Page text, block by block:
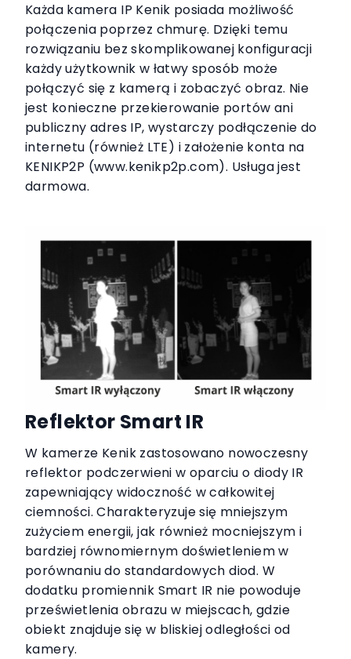
Każda kamera IP Kenik posiada możliwość
połączenia poprzez chmurę. Dzięki temu
rozwiązaniu bez skomplikowanej konfiguracji
każdy użytkownik w łatwy sposób może
połączyć się z kamerą i zobaczyć obraz. Nie
jest konieczne przekierowanie portów ani
publiczny adres IP, wystarczy podłączenie do
internetu (również LTE) i założenie konta na
KENIKP2P (www.kenikp2p.com). Usługa jest
darmowa.
Reflektor Smart IR
W kamerze Kenik zastosowano nowoczesny
reflektor podczerwieni w oparciu o diody IR
zapewniający widoczność w całkowitej
ciemności. Charakteryzuje się mniejszym
zużyciem energii, jak również mocniejszym i
bardziej równomiernym doświetleniem w
porównaniu do standardowych diod. W
dodatku promiennik Smart IR nie powoduje
prześwietlenia obrazu w miejscach, gdzie
obiekt znajduje się w bliskiej odległości od
kamery.